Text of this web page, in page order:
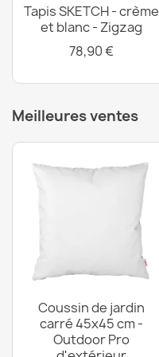
Tapis SKETCH - crème
et blanc - Zigzag
78,90 €
Meilleures ventes
Coussin de jardin
carré 45x45 cm -
Outdoor Pro